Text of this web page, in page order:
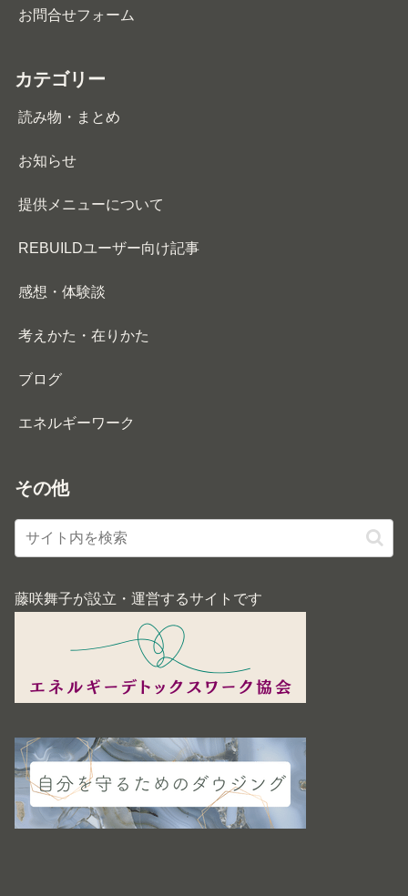
お問合せフォーム
カテゴリー
読み物・まとめ
お知らせ
提供メニューについて
REBUILDユーザー向け記事
感想・体験談
考えかた・在りかた
ブログ
エネルギーワーク
その他
藤咲舞子が設立・運営するサイトです